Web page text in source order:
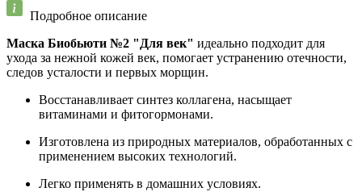
Подробное описание
Маска Биобьюти №2 "Для век" идеально подходит для
ухода за нежной кожей век, помогает устранению отечности,
следов усталости и первых морщин.
Восстанавливает синтез коллагена, насыщает
витаминами и фитогормонами.
Изготовлена из природных материалов, обработанных с
применением высоких технологий.
Легко применять в домашних условиях.